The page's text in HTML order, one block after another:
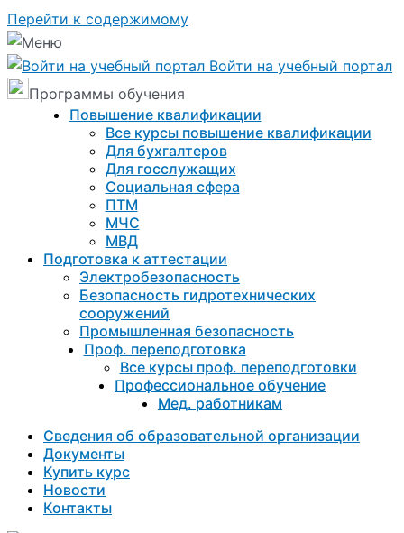
Перейти к содержимому
Войти на учебный портал
Программы обучения
Повышение квалификации
Все курсы повышение квалификации
Для бухгалтеров
Для госслужащих
Социальная сфера
ПТМ
МЧС
МВД
Подготовка к aттестации
Электробезопасность
Безопасность гидротехнических
сооружений
Промышленная безопасность
Проф. переподготовка
Все курсы проф. переподготовки
Профессиональное обучение
Мед. работникам
Сведения об образовательной организации
Документы
Купить курс
Новости
Контакты